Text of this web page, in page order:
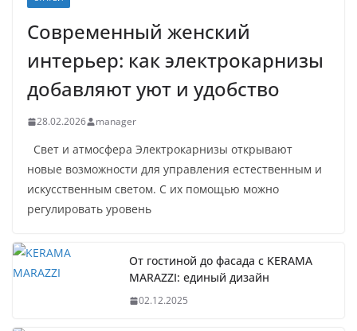
Современный женский
интерьер: как электрокарнизы
добавляют уют и удобство
28.02.2026 manager
Свет и атмосфера Электрокарнизы открывают
новые возможности для управления естественным и
искусственным светом. С их помощью можно
регулировать уровень
От гостиной до фасада с KERAMA
MARAZZI: единый дизайн
02.12.2025